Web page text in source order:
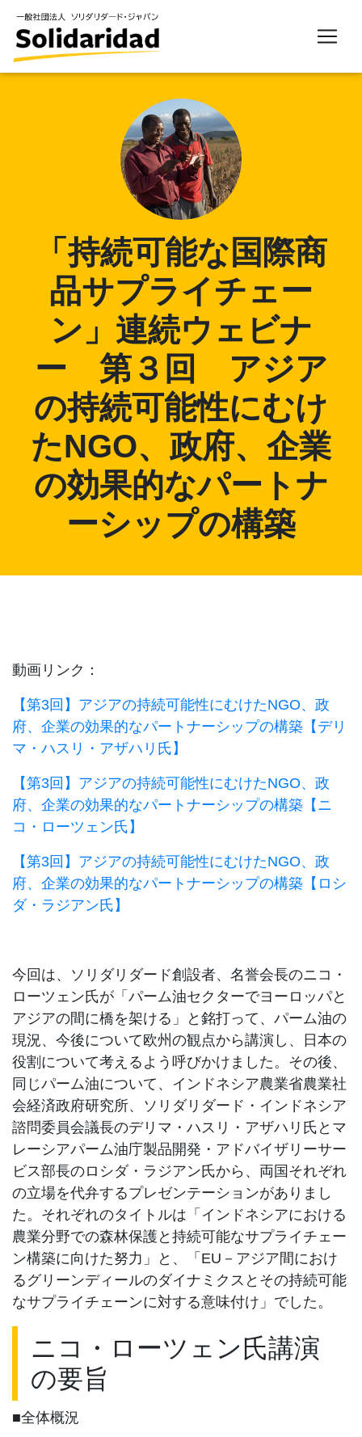
「持続可能な国際商
品サプライチェー
ン」連続ウェビナ
ー 第３回 アジア
の持続可能性にむけ
たNGO、政府、企業
の効果的なパートナ
ーシップの構築
動画リンク：
【第3回】アジアの持続可能性にむけたNGO、政
府、企業の効果的なパートナーシップの構築【デリ
マ・ハスリ・アザハリ氏】
【第3回】アジアの持続可能性にむけたNGO、政
府、企業の効果的なパートナーシップの構築【ニ
コ・ローツェン氏】
【第3回】アジアの持続可能性にむけたNGO、政
府、企業の効果的なパートナーシップの構築【ロシ
ダ・ラジアン氏】
今回は、ソリダリダード創設者、名誉会長のニコ・
ローツェン氏が「パーム油セクターでヨーロッパと
アジアの間に橋を架ける」と銘打って、パーム油の
現況、今後について欧州の観点から講演し、日本の
役割について考えるよう呼びかけました。その後、
同じパーム油について、インドネシア農業省農業社
会経済政府研究所、ソリダリダード・インドネシア
諮問委員会議長のデリマ・ハスリ・アザハリ氏とマ
レーシアパーム油庁製品開発・アドバイザリーサー
ビス部長のロシダ・ラジアン氏から、両国それぞれ
の立場を代弁するプレゼンテーションがありまし
た。それぞれのタイトルは「インドネシアにおける
農業分野での森林保護と持続可能なサプライチェー
ン構築に向けた努力」と、「EU－アジア間におけ
るグリーンディールのダイナミクスとその持続可能
なサプライチェーンに対する意味付け」でした。
ニコ・ローツェン氏講演
の要旨
■全体概況